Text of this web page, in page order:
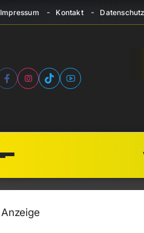
Impressum Kontakt Datenschutz
Anzeige